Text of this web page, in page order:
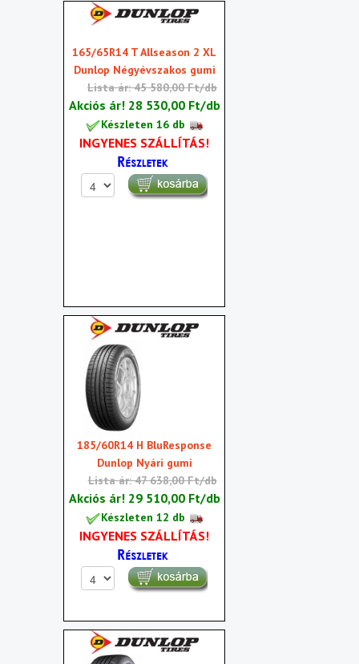
165/65R14 T Allseason 2 XL
Dunlop Négyévszakos gumi
Lista ár: 45 580,00 Ft/db
Akciós ár! 28 530,00 Ft/db
Készleten 16 db
INGYENES SZÁLLÍTÁS!
185/60R14 H BluResponse
Dunlop Nyári gumi
Lista ár: 47 638,00 Ft/db
Akciós ár! 29 510,00 Ft/db
Készleten 12 db
INGYENES SZÁLLÍTÁS!